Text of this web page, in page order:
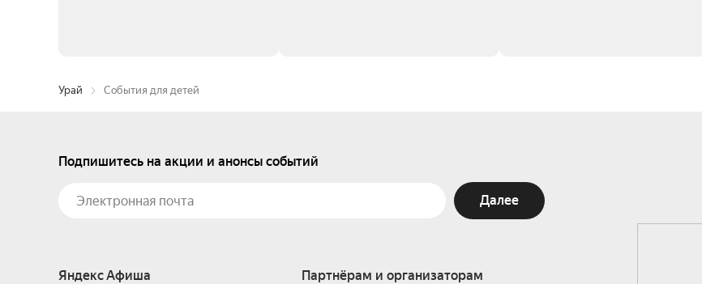
Урай События для детей
Подпишитесь на акции и анонсы событий
Далее
Яндекс Афиша Партнёрам и организаторам